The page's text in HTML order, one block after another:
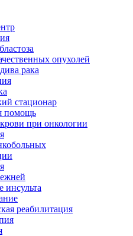
опухолей
рака
стационар
помощь
при онкологии
инсульта
реабилитация